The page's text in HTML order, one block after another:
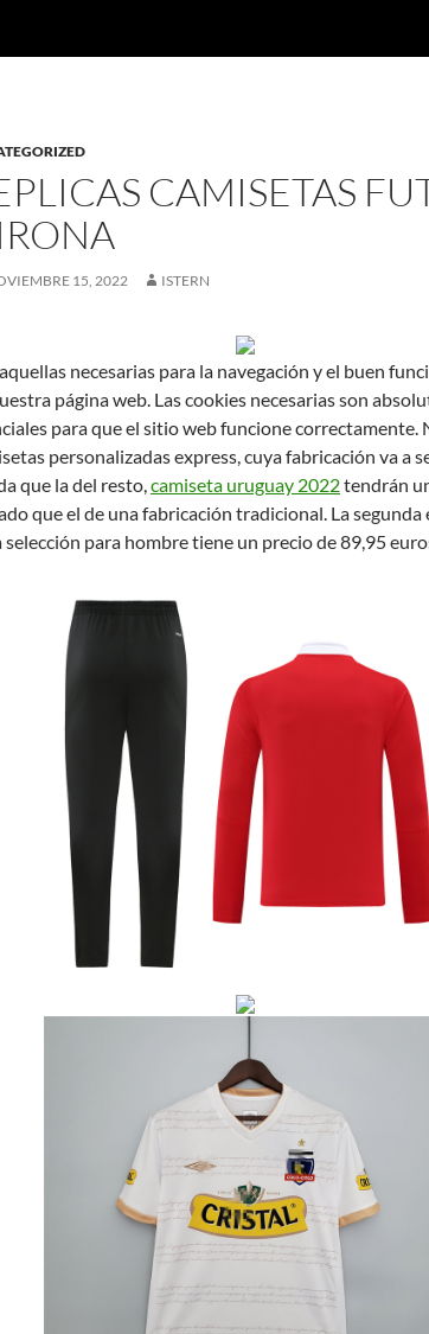
CAMISETAS
15, 2022 ISTERN
necesarias para la navegación y el buen
página web. Las cookies necesarias son
para que el sitio web funcione correctamente.
personalizadas express, cuya fabricación va a
que la del resto,camiseta uruguay 2022tendrán
que el de una fabricación tradicional. La
selección para hombre tiene un precio de 89,95